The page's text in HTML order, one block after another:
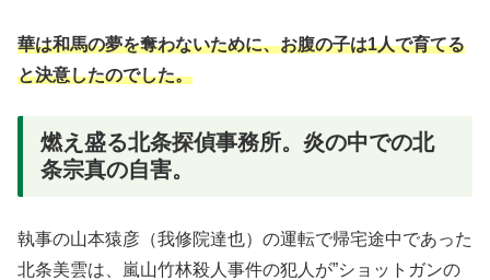
華は和馬の夢を奪わないために、お腹の子は1人で育てる
と決意したのでした。
燃え盛る北条探偵事務所。炎の中での北
条宗真の自害。
執事の山本猿彦（我修院達也）の運転で帰宅途中であった
北条美雲は、嵐山竹林殺人事件の犯人が”ショットガンの